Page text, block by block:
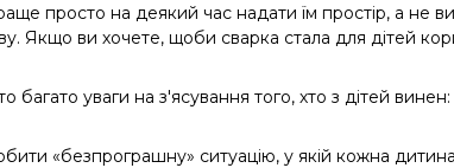
просто на деякий час надати їм простір, а не
Якщо ви хочете, щоби сварка стала для дітей
багато уваги на з'ясування того, хто з дітей винен:
«безпрограшну» ситуацію, у якій кожна